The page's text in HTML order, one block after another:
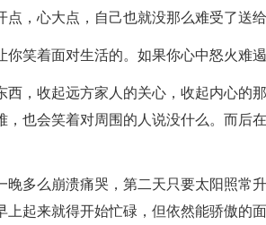
，心大点，自己也就没那么难受了送
笑着面对生活的。如果你心中怒火难
西，收起远方家人的关心，收起内心的
也会笑着对周围的人说没什么。而后
晚多么崩溃痛哭，第二天只要太阳照常
起来就得开始忙碌，但依然能骄傲的面